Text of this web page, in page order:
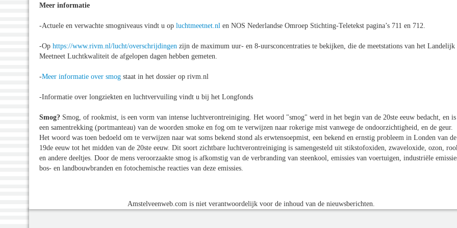
Meer informatie
-Actuele en verwachte smogniveaus vindt u op luchtmeetnet.nl en NOS Nederlandse Omroep Stichting-Teletekst pagina’s 711 en 712.
-Op https://www.rivm.nl/lucht/overschrijdingen zijn de maximum uur- en 8-uursconcentraties te bekijken, die de meetstations van het Landelijk
Meetneet Luchtkwaliteit de afgelopen dagen hebben gemeten.
-Meer informatie over smog staat in het dossier op rivm.nl
-Informatie over longziekten en luchtvervuiling vindt u bij het Longfonds
Smog? Smog, of rookmist, is een vorm van intense luchtverontreiniging. Het woord "smog" werd in het begin van de 20ste eeuw bedacht, en is
een samentrekking (portmanteau) van de woorden smoke en fog om te verwijzen naar rokerige mist vanwege de ondoorzichtigheid, en de geur.
Het woord was toen bedoeld om te verwijzen naar wat soms bekend stond als erwtensoepmist, een bekend en ernstig probleem in Londen van de
19de eeuw tot het midden van de 20ste eeuw. Dit soort zichtbare luchtverontreiniging is samengesteld uit stikstofoxiden, zwaveloxide, ozon,
en andere deeltjes. Door de mens veroorzaakte smog is afkomstig van de verbranding van steenkool, emissies van voertuigen, industriële
bos- en landbouwbranden en fotochemische reacties van deze emissies.
Amstelveenweb.com is niet verantwoordelijk voor de inhoud van de nieuwsberichten.